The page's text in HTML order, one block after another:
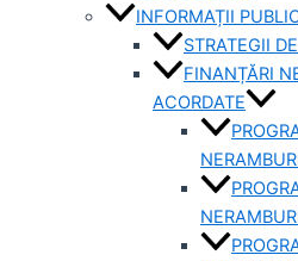
INFORMAȚII
STRATEGII
FINANȚĂRI
ACORDATE